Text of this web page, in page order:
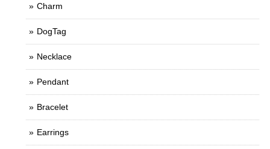
Charm
DogTag
Necklace
Pendant
Bracelet
Earrings